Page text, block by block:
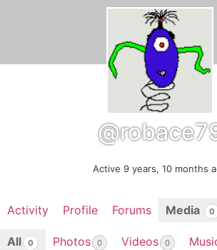
Active 9 years, 10 months
Activity Profile Forums Media 0
All 0 Photos 0 Videos 0